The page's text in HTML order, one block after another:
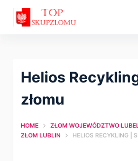
Helios
złomu
HOME
ZŁOM WOJEWÓDZTWO
ZŁOM LUBLIN
HELIOS RECYKLING |